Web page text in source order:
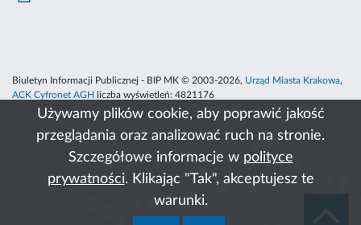
Używamy plików cookie, aby poprawić jakość
przeglądania oraz analizować ruch na stronie.
Szczegółowe informacje w polityce
prywatności. Klikając "Tak", akceptujesz te
warunki.
Biuletyn Informacji Publicznej - BIP MK © 2003-2026, Urząd Miasta Krakowa,
ACK Cyfronet AGH
liczba wyświetleń: 4821176